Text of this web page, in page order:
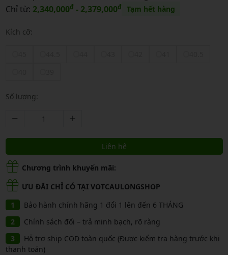
Chỉ từ: 2,340,000₫ - 2,379,000₫ Tạm hết hàng
Kích cỡ:
Số lượng:
Liên hệ
Chương trình khuyến mãi:
ƯU ĐÃI CHỈ CÓ TẠI VOTCAULONGSHOP
Bảo hành chính hãng 1 đổi 1 lên đến 6 THÁNG
Chính sách đổi – trả minh bạch, rõ ràng
Hỗ trợ ship COD toàn quốc (Được kiểm tra hàng trước khi
thanh toán)